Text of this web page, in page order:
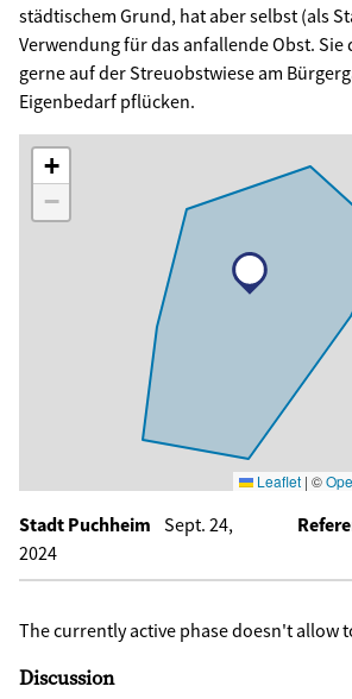
städtischem Grund, hat aber selbst (als
Verwendung für das anfallende Obst. Sie
gerne auf der Streuobstwiese am
Eigenbedarf pflücken.
+
−
Leaflet | ©
Stadt Puchheim Sept. 24,
2024
The currently active phase doesn't allow
Discussion